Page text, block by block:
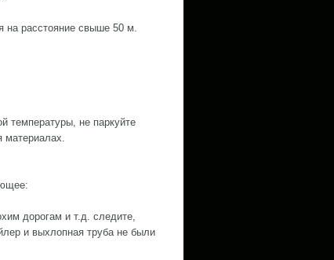
на расстояние свыше 50 м.
температуры, не паркуйте
материалах.
дорогам и т.д. следите,
и выхлопная труба не были